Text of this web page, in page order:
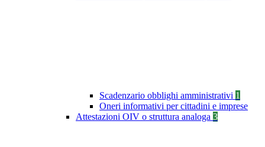
Scadenzario obblighi amministrativi 1
Oneri informativi per cittadini e imprese
Attestazioni OIV o struttura analoga 3